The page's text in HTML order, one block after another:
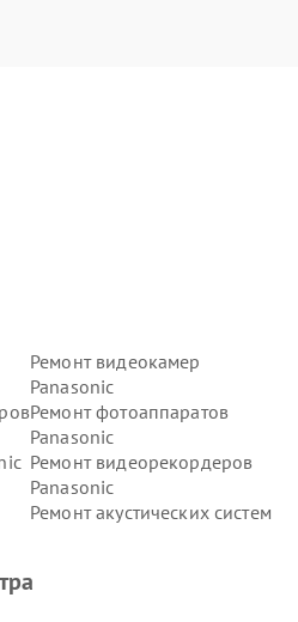
Ремонт видеокамер
Panasonic
Ремонт фотоаппаратов
Panasonic
Ремонт видеорекордеров
Panasonic
Ремонт акустических систем
панелей Panasonic